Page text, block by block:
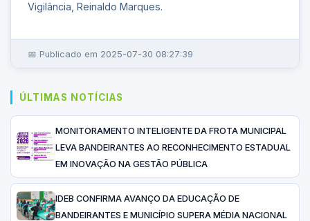
Vigilância, Reinaldo Marques.
📅 Publicado em 2025-07-30 08:27:39
ÚLTIMAS NOTÍCIAS
MONITORAMENTO INTELIGENTE DA FROTA MUNICIPAL
LEVA BANDEIRANTES AO RECONHECIMENTO ESTADUAL
EM INOVAÇÃO NA GESTÃO PÚBLICA
IDEB CONFIRMA AVANÇO DA EDUCAÇÃO DE
BANDEIRANTES E MUNICÍPIO SUPERA MÉDIA NACIONAL